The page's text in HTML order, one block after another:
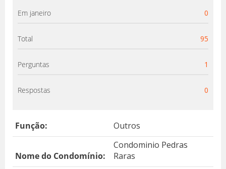
Em janeiro 0
Total 95
Perguntas 1
Respostas 0
Função: Outros
Nome do Condomínio:
Condominio Pedras
Raras